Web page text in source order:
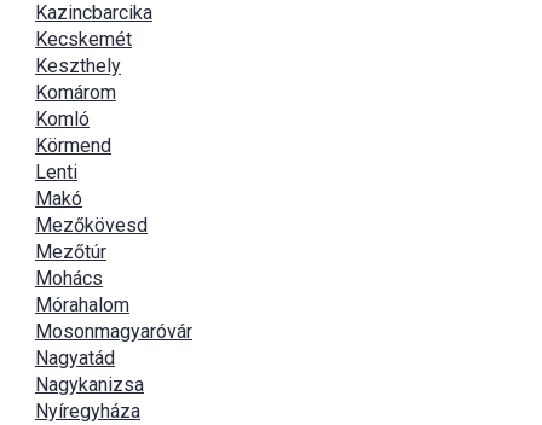
Kazincbarcika
Kecskemét
Keszthely
Komárom
Komló
Körmend
Lenti
Makó
Mezőkövesd
Mezőtúr
Mohács
Mórahalom
Mosonmagyaróvár
Nagyatád
Nagykanizsa
Nyíregyháza